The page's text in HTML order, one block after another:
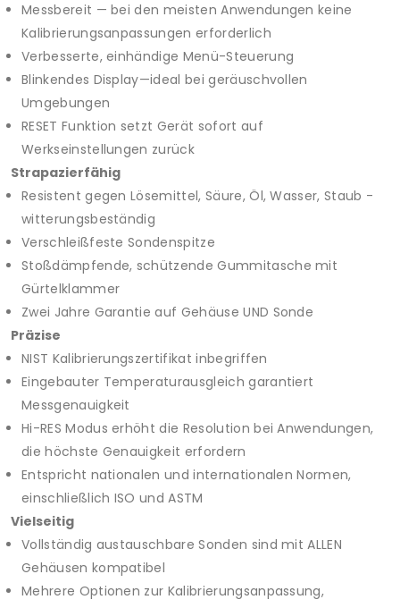
Messbereit — bei den meisten Anwendungen keine
Kalibrierungsanpassungen erforderlich
Verbesserte, einhändige Menü-Steuerung
Blinkendes Display—ideal bei geräuschvollen
Umgebungen
RESET Funktion setzt Gerät sofort auf
Werkseinstellungen zurück
Strapazierfähig
Resistent gegen Lösemittel, Säure, Öl, Wasser, Staub -
witterungsbeständig
Verschleißfeste Sondenspitze
Stoßdämpfende, schützende Gummitasche mit
Gürtelklammer
Zwei Jahre Garantie auf Gehäuse UND Sonde
Präzise
NIST Kalibrierungszertifikat inbegriffen
Eingebauter Temperaturausgleich garantiert
Messgenauigkeit
Hi-RES Modus erhöht die Resolution bei Anwendungen,
die höchste Genauigkeit erfordern
Entspricht nationalen und internationalen Normen,
einschließlich ISO und ASTM
Vielseitig
Vollständig austauschbare Sonden sind mit ALLEN
Gehäusen kompatibel
Mehrere Optionen zur Kalibrierungsanpassung,